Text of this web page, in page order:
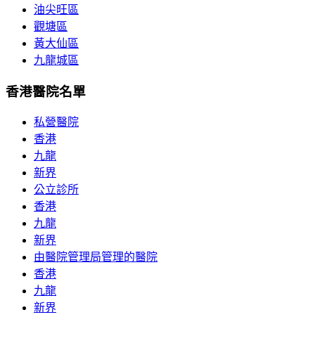
油尖旺區
觀塘區
黃大仙區
九龍城區
香港醫院名單
私營醫院
香港
九龍
新界
公立診所
香港
九龍
新界
由醫院管理局管理的醫院
香港
九龍
新界